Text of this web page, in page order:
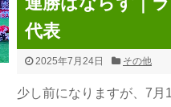
代表
2025年7月24日 その他
少し前になりますが、7月